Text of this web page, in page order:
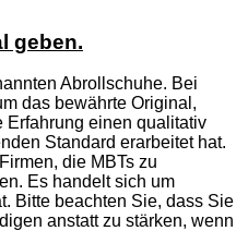
geben.
Abrollschuhe. Bei
das bewährte Original,
einen qualitativ
Standard erarbeitet hat.
die MBTs zu
Es handelt sich um
Bitte beachten Sie, dass Sie
anstatt zu stärken, wenn